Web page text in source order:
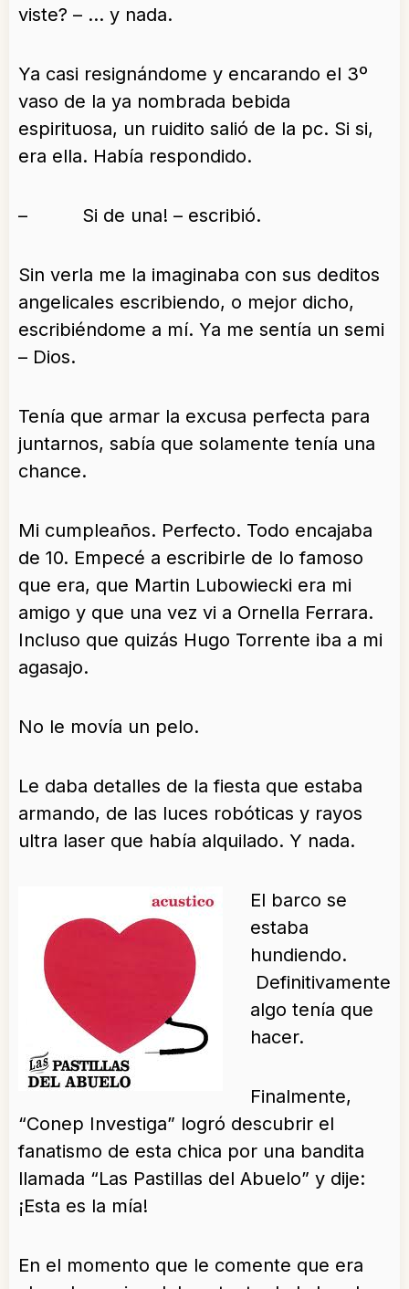
viste? – … y nada.
Ya casi resignándome y encarando el 3º
vaso de la ya nombrada bebida
espirituosa, un ruidito salió de la pc. Si si,
era ella. Había respondido.
– Si de una! – escribió.
Sin verla me la imaginaba con sus deditos
angelicales escribiendo, o mejor dicho,
escribiéndome a mí. Ya me sentía un semi
– Dios.
Tenía que armar la excusa perfecta para
juntarnos, sabía que solamente tenía una
chance.
Mi cumpleaños. Perfecto. Todo encajaba
de 10. Empecé a escribirle de lo famoso
que era, que Martin Lubowiecki era mi
amigo y que una vez vi a Ornella Ferrara.
Incluso que quizás Hugo Torrente iba a mi
agasajo.
No le movía un pelo.
Le daba detalles de la fiesta que estaba
armando, de las luces robóticas y rayos
ultra laser que había alquilado. Y nada.
El barco se
estaba
hundiendo.
Definitivamente
algo tenía que
hacer.
Finalmente,
“Conep Investiga” logró descubrir el
fanatismo de esta chica por una bandita
llamada “Las Pastillas del Abuelo” y dije:
¡Esta es la mía!
En el momento que le comente que era